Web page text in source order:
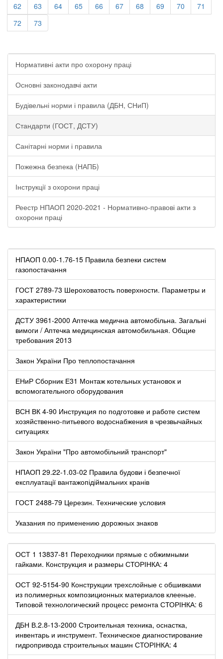
62
63 64 65 66 67 68 69 70
71
72
73
Нормативні акти про охорону праці
Основні законодавчі акти
Будівельні норми і правила (ДБН, СНиП)
Стандарти (ГОСТ, ДСТУ)
Санітарні норми і правила
Пожежна безпека (НАПБ)
Інструкції з охорони праці
Реестр НПАОП 2020-2021 - Нормативно-правові акти з
охорони праці
НПАОП 0.00-1.76-15 Правила безпеки систем
газопостачання
ГОСТ 2789-73 Шероховатость поверхности. Параметры и
характеристики
ДСТУ 3961-2000 Аптечка медична автомобільна. Загальні
вимоги / Аптечка медицинская автомобильная. Общие
требования 2013
Закон України Про теплопостачання
ЕНиР Сборник Е31 Монтаж котельных установок и
вспомогательного оборудования
ВСН ВК 4-90 Инструкция по подготовке и работе систем
хозяйственно-питьевого водоснабжения в чрезвычайных
ситуациях
Закон України "Про автомобільний транспорт"
НПАОП 29.22-1.03-02 Правила будови і безпечної
експлуатації вантажопідіймальних кранів
ГОСТ 2488-79 Церезин. Технические условия
Указания по применению дорожных знаков
ОСТ 1 13837-81 Переходники прямые с обжимными
гайками. Конструкция и размеры СТОРІНКА: 4
ОСТ 92-5154-90 Конструкции трехслойные с обшивками
из полимерных композиционных материалов клееные.
Типовой технологический процесс ремонта СТОРІНКА: 6
ДБН В.2.8-13-2000 Строительная техника, оснастка,
инвентарь и инструмент. Техническое диагностирование
гидропривода строительных машин СТОРІНКА: 4